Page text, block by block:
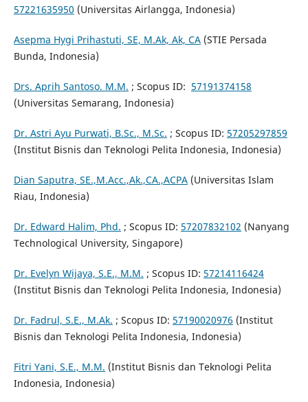
57221635950 (Universitas Airlangga, Indonesia)
Asepma Hygi Prihastuti, SE, M.Ak, Ak, CA(STIE Persada
Bunda, Indonesia)
Drs. Aprih Santoso. M.M. ; Scopus ID: 57191374158
(Universitas Semarang, Indonesia)
Dr. Astri Ayu Purwati, B.Sc., M.Sc. ; Scopus ID: 57205297859
(Institut Bisnis dan Teknologi Pelita Indonesia, Indonesia)
Dian Saputra, SE.,M.Acc.,Ak.,CA.,ACPA(Universitas Islam
Riau, Indonesia)
Dr. Edward Halim, Phd. ; Scopus ID: 57207832102 (Nanyang
Technological University, Singapore)
Dr. Evelyn Wijaya, S.E., M.M. ; Scopus ID: 57214116424
(Institut Bisnis dan Teknologi Pelita Indonesia, Indonesia)
Dr. Fadrul, S.E., M.Ak. ; Scopus ID: 57190020976 (Institut
Bisnis dan Teknologi Pelita Indonesia, Indonesia)
Fitri Yani, S.E., M.M. (Institut Bisnis dan Teknologi Pelita
Indonesia, Indonesia)